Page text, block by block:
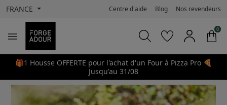
FRANCE Centre d'aide Blog Nos revendeurs

0
🎁1 Housse OFFERTE pour l'achat d'un Four à Pizza Pro 🍕
Jusqu'au 31/08